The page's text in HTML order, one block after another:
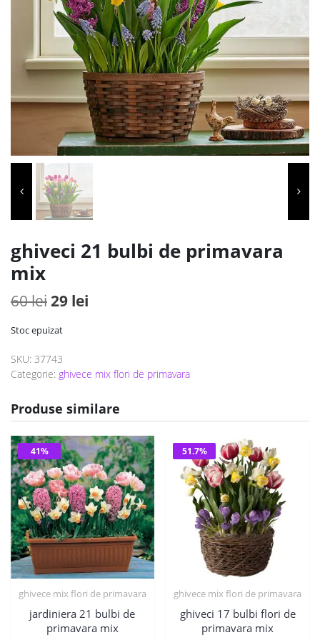
ghiveci 21 bulbi de primavara
mix
60lei Prețul
fost:
29 lei
29 lei.
Stoc epuizat
SKU: 37743
Categorie: ghivece mix flori de primavara
Produse similare
41%
ghivece mix flori de primavara
jardiniera 21 bulbi de
primavara mix
51.7%
ghivece mix flori de primavara
ghiveci 17 bulbi flori de
primavara mix